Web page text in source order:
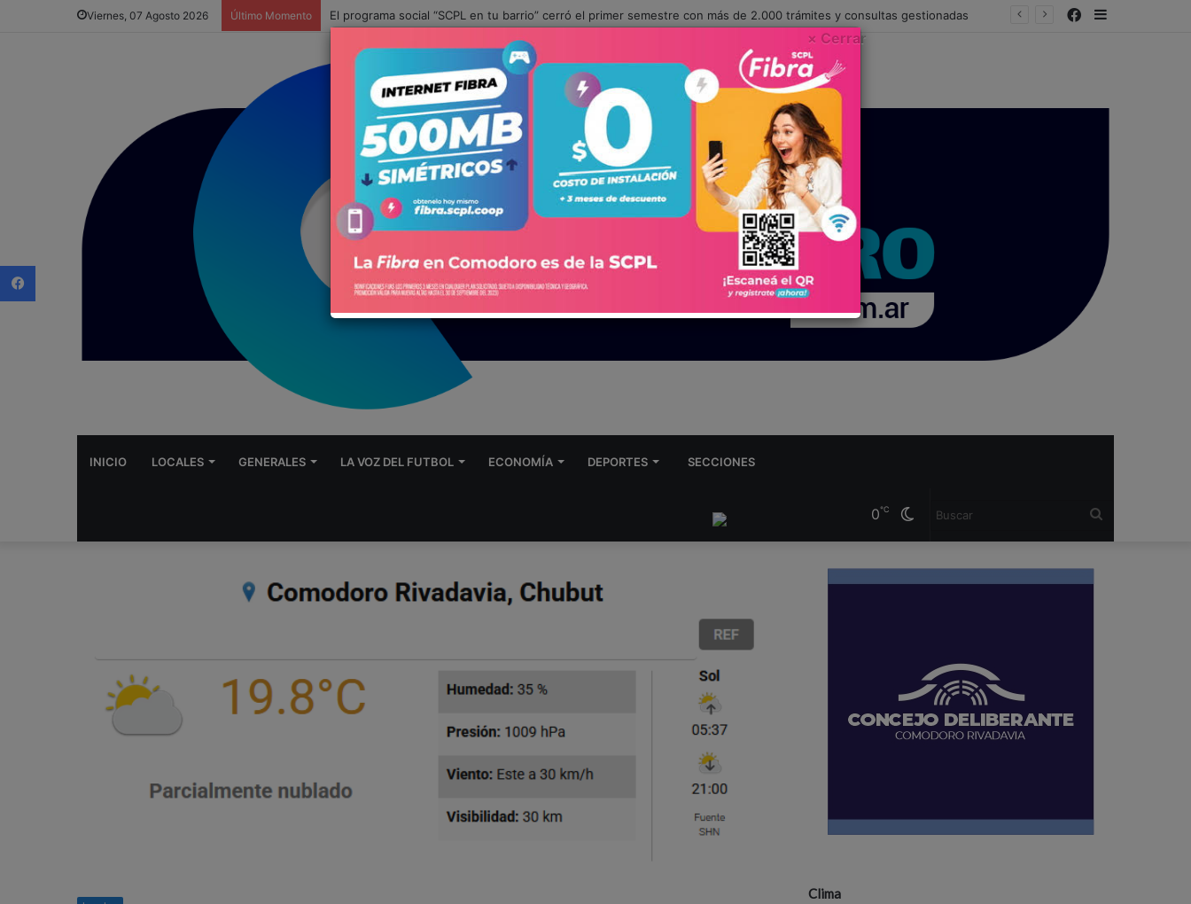
Viernes, 07 Agosto 2026 Último Momento El programa social “SCPL en tu barrio” cerró el primer semestre con más de 2.000 trámites y consultas gestionadas Facebook
INICIO LOCALES GENERALES LA VOZ DEL FUTBOL ECONOMÍA DEPORTES SECCIONES
Cambiar
modo
0℃
Clima
× Cerrar